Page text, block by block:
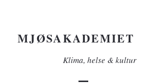
MJØSAKADEMIET
Klima, helse & kultur